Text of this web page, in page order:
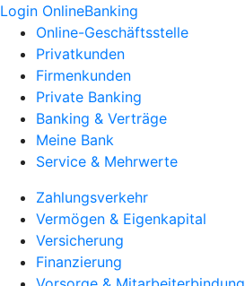
Login OnlineBanking
Online-Geschäftsstelle
Privatkunden
Firmenkunden
Private Banking
Banking & Verträge
Meine Bank
Service & Mehrwerte
Zahlungsverkehr
Vermögen & Eigenkapital
Versicherung
Finanzierung